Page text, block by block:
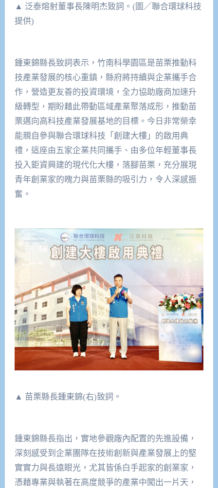
▲ 泛泰熔射董事長陳明杰致詞。(圖／聯合環球科技
提供)
鍾東錦縣長致詞表示，竹南科學園區是苗栗推動科
技產業發展的核心重鎮，縣府將持續與企業攜手合
作，營造更友善的投資環境，全力協助廠商加速升
級轉型，期盼藉此帶動區域產業聚落成形，推動苗
栗邁向高科技產業發展基地的目標。今日非常榮幸
能親自參與聯合環球科技「創建大樓」的啟用典
禮，這座由五家企業共同攜手、由多位年輕董事長
投入鉅資興建的現代化大樓，落腳苗栗，充分展現
青年創業家的魄力與苗栗縣的吸引力，令人深感振
奮。
▲ 苗栗縣長鍾東錦(右)致詞。
鍾東錦縣長指出，實地參觀廠內配置的先進設備，
深刻感受到企業團隊在技術創新與產業發展上的堅
實實力與長遠眼光，尤其皆係白手起家的創業家，
憑藉專業與執著在高度競爭的產業中闖出一片天，